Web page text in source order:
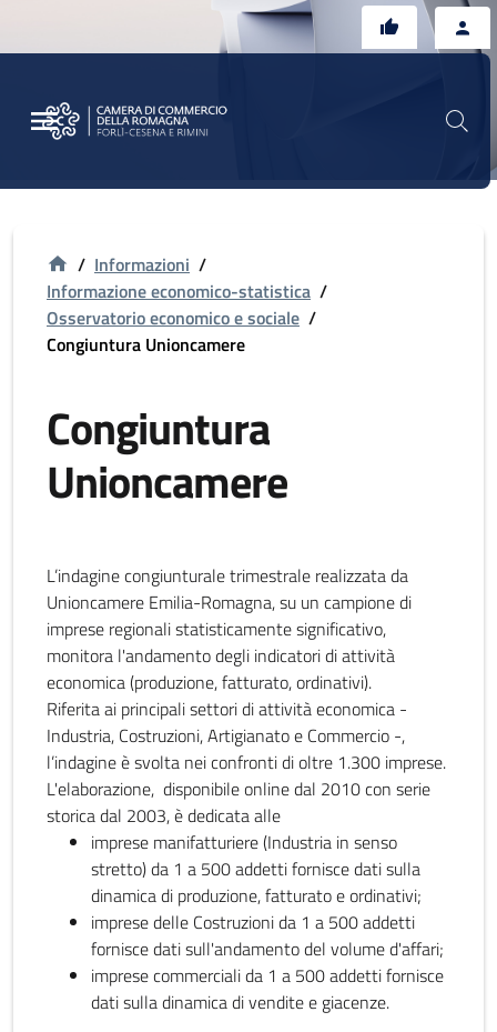
/ Informazioni /
Informazione economico-statistica /
Osservatorio economico e sociale /
Congiuntura Unioncamere
Congiuntura
Unioncamere
L’indagine congiunturale trimestrale realizzata da
Unioncamere Emilia-Romagna, su un campione di
imprese regionali statisticamente significativo,
monitora l'andamento degli indicatori di attività
economica (produzione, fatturato, ordinativi).
Riferita ai principali settori di attività economica -
Industria, Costruzioni, Artigianato e Commercio -,
l’indagine è svolta nei confronti di oltre 1.300 imprese.
L'elaborazione, disponibile online dal 2010 con serie
storica dal 2003, è dedicata alle
imprese manifatturiere (Industria in senso
stretto) da 1 a 500 addetti fornisce dati sulla
dinamica di produzione, fatturato e ordinativi;
imprese delle Costruzioni da 1 a 500 addetti
fornisce dati sull'andamento del volume d'affari;
imprese commerciali da 1 a 500 addetti fornisce
dati sulla dinamica di vendite e giacenze.